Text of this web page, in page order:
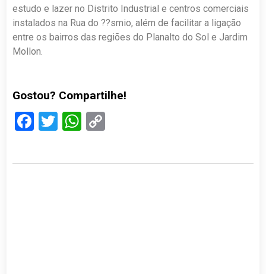
estudo e lazer no Distrito Industrial e centros comerciais
instalados na Rua do ??smio, além de facilitar a ligação
entre os bairros das regiões do Planalto do Sol e Jardim
Mollon.
Gostou? Compartilhe!
Facebook
TwitterWhatsApp